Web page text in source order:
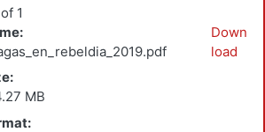
1
MB
Down
load